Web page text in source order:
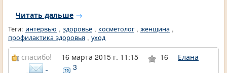
Читать дальше →
Теги: интервью , здоровье , косметолог, женщина ,
профилактика здоровья , уход
спасибо! 16 марта 2015 г. 11:15 16
Елана
3